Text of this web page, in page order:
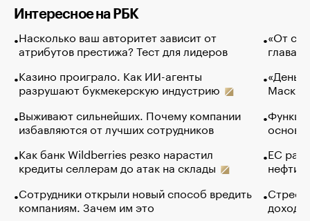
Интересное на РБК
Насколько ваш авторитет зависит от
атрибутов престижа? Тест для лидеров
Казино проиграло. Как ИИ-агенты
разрушают букмекерскую индустрию
Выживают сильнейших. Почему компании
избавляются от лучших сотрудников
Как банк Wildberries резко нарастил
кредиты селлерам до атак на склады
Сотрудники открыли новый способ вредить
компаниям. Зачем им это
«От
глава
Маск в
основ
ЕС
нефти